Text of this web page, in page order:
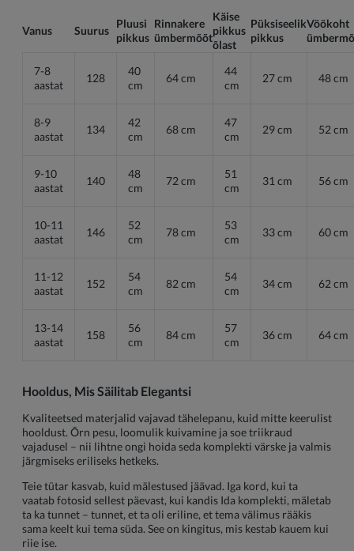
Vanus Suurus
Pluusi
pikkus
Rinnakere
ümbermõõt
Käise
pikkus
õlast
Püksiseelik
pikkus
Vöökoht
7-8
aastat
128
40
cm
64 cm
44
cm
27 cm 48 cm
8-9
aastat
134
42
cm
68 cm
47
cm
29 cm 52 cm
9-10
aastat
140
48
cm
72 cm
51
cm
31 cm 56 cm
10-11
aastat
146
52
cm
78 cm
53
cm
33 cm 60 cm
11-12
aastat
152
54
cm
82 cm
54
cm
34 cm 62 cm
13-14
aastat
158
56
cm
84 cm
57
cm
36 cm 64 cm
Hooldus, Mis Säilitab Elegantsi
Kvaliteetsed materjalid vajavad tähelepanu, kuid mitte keerulist
hooldust. Õrn pesu, loomulik kuivamine ja soe triikraud
vajadusel – nii lihtne ongi hoida seda komplekti värske ja valmis
järgmiseks eriliseks hetkeks.
Teie tütar kasvab, kuid mälestused jäävad. Iga kord, kui ta
vaatab fotosid sellest päevast, kui kandis Ida komplekti, mäletab
ta ka tunnet – tunnet, et ta oli eriline, et tema välimus rääkis
sama keelt kui tema süda. See on kingitus, mis kestab kauem kui
riie ise.